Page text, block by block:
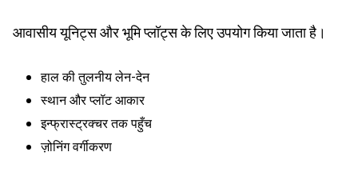
आवासीय यूनिट्स और भूमि प्लॉट्स के लिए उपयोग किया जाता है।
हाल की तुलनीय लेन-देन
स्थान और प्लॉट आकार
इन्फ्रास्ट्रक्चर तक पहुँच
ज़ोनिंग वर्गीकरण